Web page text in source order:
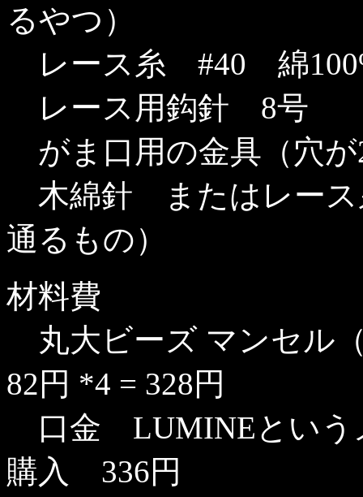
るやつ）
レース糸 #40 綿
レース用鈎針 8号
がま口用の金具（穴が
木綿針 またはレース
通るもの）
材料費
丸大ビーズ マンセル
82円 *4 = 328円
口金 LUMINEという
購入 336円